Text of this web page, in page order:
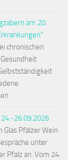
am 20.
chronischen
24.-26.09.2026
Pfälzer Wein
unter
Pfalz an. Vom 24.